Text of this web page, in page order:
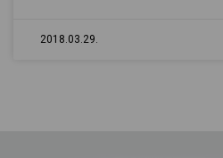
2018.03.29.